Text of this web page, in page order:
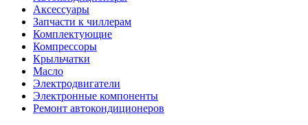
Аксессуары
Запчасти к чиллерам
Комплектующие
Компрессоры
Крыльчатки
Масло
Электродвигатели
Электронные компоненты
Ремонт автокондиционеров